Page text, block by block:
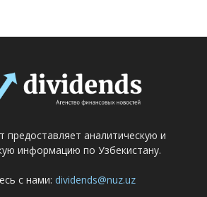
предоставляет аналитическую и
информацию по Узбекистану.
с нами: dividends@nuz.uz